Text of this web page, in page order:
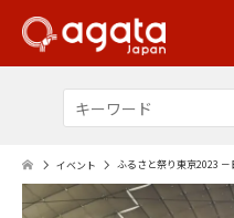
イベント ふるさと祭り東京2023